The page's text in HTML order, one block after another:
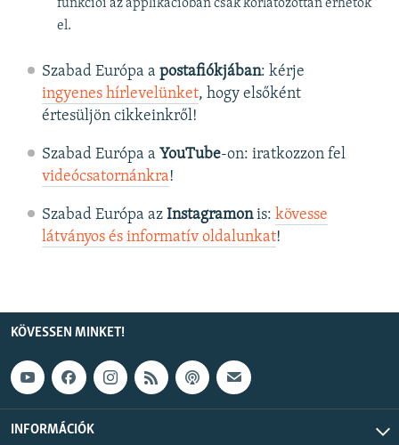
funkciói az applikációban csak korlátozottan érhetők
el.
Szabad Európa a postafiókjában: kérje
ingyenes hírlevelünket, hogy elsőként
értesüljön cikkeinkről!
Szabad Európa a YouTube-on: iratkozzon fel
videócsatornánkra!
Szabad Európa az Instagramonis: kövesse
látványos és informatív oldalunkat! ​
KÖVESSEN MINKET!
INFORMÁCIÓK